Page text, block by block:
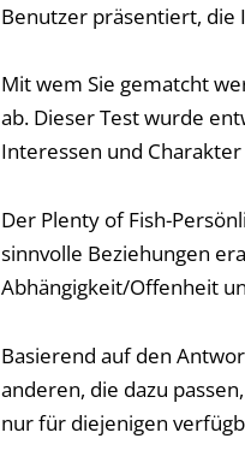
Benutzer präsentiert, die
Mit wem Sie gematcht
ab. Dieser Test wurde
Interessen und
Der Plenty of Fish-
sinnvolle Beziehungen
Abhängigkeit/Offenheit
Basierend auf den
anderen, die dazu
nur für diejenigen